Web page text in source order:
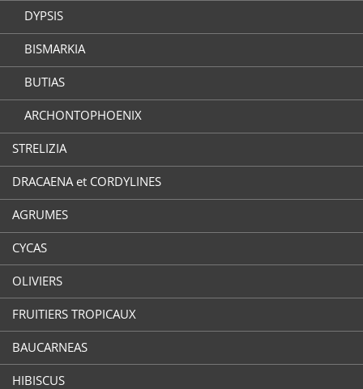
DYPSIS
BISMARKIA
BUTIAS
ARCHONTOPHOENIX
STRELIZIA
DRACAENA et CORDYLINES
AGRUMES
CYCAS
OLIVIERS
FRUITIERS TROPICAUX
BAUCARNEAS
HIBISCUS